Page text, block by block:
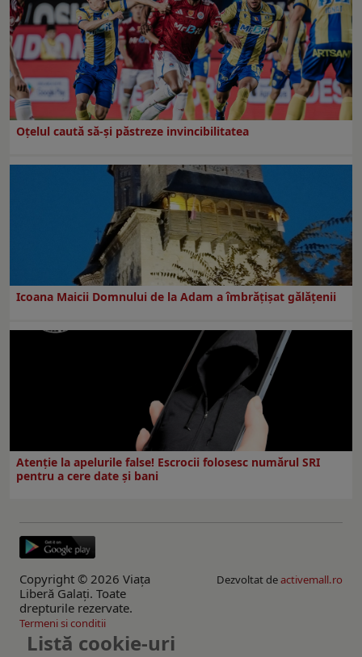
Oțelul caută să-și păstreze invincibilitatea
Icoana Maicii Domnului de la Adam a îmbrățișat gălățenii
Atenție la apelurile false! Escrocii folosesc numărul SRI
pentru a cere date și bani
Copyright © 2026 Viaţa
Liberă Galaţi. Toate
drepturile rezervate.
Dezvoltat deactivemall.ro
Termeni si conditii
Listă cookie-uri